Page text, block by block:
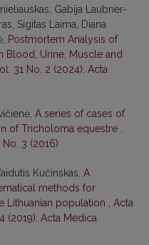
Gabija Laubner-
Sigitas Laima, Diana
Postmortem Analysis of
Blood, Urine, Muscle and
31 No. 2 (2024): Acta
A series of cases of
of Tricholoma equestre
3 (2016)
Kučinskas, A
methods for
Lithuanian population
Acta
(2019): Acta Medica